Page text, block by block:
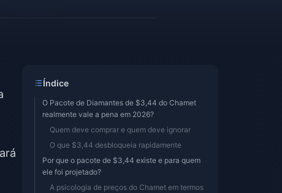
Índice
O Pacote de Diamantes de $3,44 do Chamet
realmente vale a pena em 2026?
Quem deve comprar e quem deve ignorar
O que $3,44 desbloqueia rapidamente
Por que o pacote de $3,44 existe e para quem
ele foi projetado?
A psicologia de preços do Chamet em termos